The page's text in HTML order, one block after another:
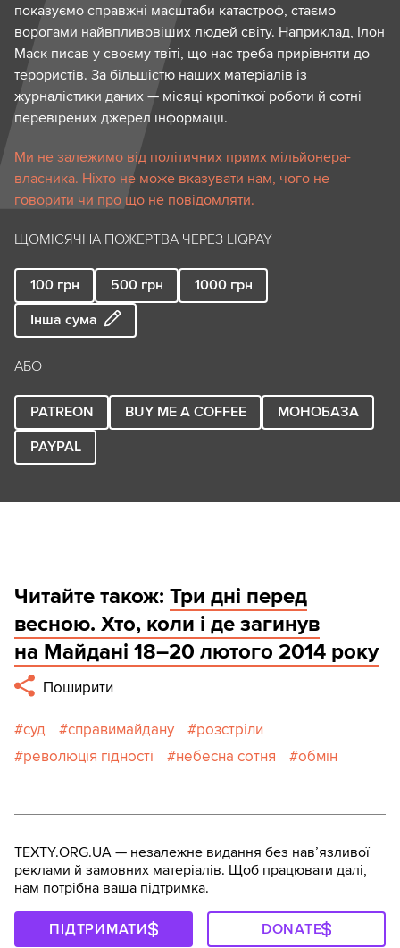
показуємо справжні масштаби катастроф, стаємо
ворогами найвпливовіших людей світу. Наприклад, Ілон
Маск писав у своєму твіті, що нас треба прирівняти до
терористів. За більшістю наших матеріалів із
журналістики даних — місяці кропіткої роботи й сотні
перевірених джерел інформації.
Ми не залежимо від політичних примх мільйонера-
власника. Ніхто не може вказувати нам, чого не
говорити чи про що не повідомляти.
ЩОМІСЯЧНА ПОЖЕРТВА ЧЕРЕЗ LIQPAY
100 грн 500 грн 1000 грн
Інша сума
АБО
PATREON BUY ME A COFFEE
МОНОБАЗА
PAYPAL
Читайте також: Три дні перед
весною. Хто, коли і де загинув
на Майдані 18–20 лютого 2014 року
Поширити
суд справимайдану
розстріли
революція гідності
небесна сотня обмін
TEXTY.ORG.UA — незалежне видання без навʼязливої
реклами й замовних матеріалів. Щоб працювати далі,
нам потрібна ваша підтримка.
ПІДТРИМАТИ DONATE